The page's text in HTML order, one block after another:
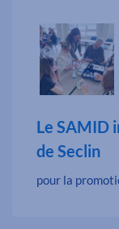
Le SAMID
de Seclin
pour la